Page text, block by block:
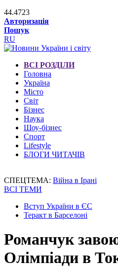
44.4723
Авторизація
Пошук
RU
ВСІ РОЗДІЛИ
Головна
Україна
Місто
Світ
Бізнес
Наука
Шоу-бізнес
Спорт
Lifestyle
БЛОГИ ЧИТАЧІВ
СПЕЦТЕМА: Війна в Ірані
ВСІ ТЕМИ
Вступ України в ЄС
Теракт в Барселоні
Романчук
Олімпіади в